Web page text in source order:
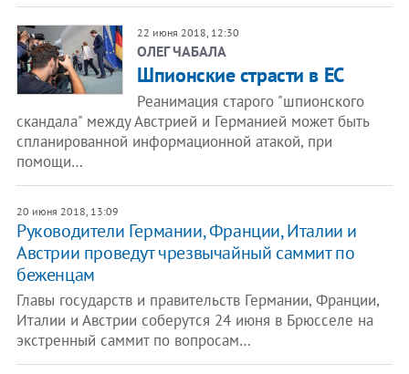
22 июня 2018, 12:30
​ОЛЕГ ЧАБАЛА
Шпионские страсти в ЕС
Реанимация старого "шпионского
скандала" между Австрией и Германией может быть
спланированной информационной атакой, при
помощи…
20 июня 2018, 13:09
Руководители Германии, Франции, Италии и
Австрии проведут чрезвычайный саммит по
беженцам
Главы государств и правительств Германии, Франции,
Италии и Австрии соберутся 24 июня в Брюсселе на
экстренный саммит по вопросам…